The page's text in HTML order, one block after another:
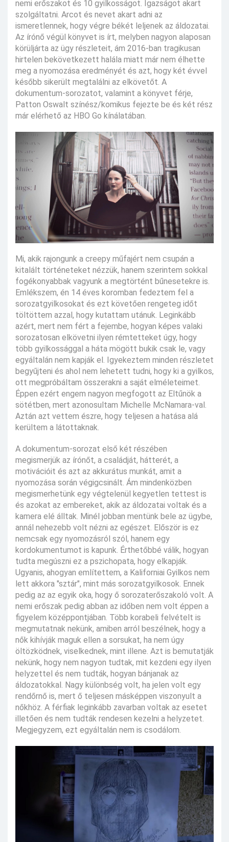
nemi erőszakot és 10 gyilkosságot. Igazságot akart
szolgáltatni. Arcot és nevet akart adni az
ismeretlennek, hogy végre békét leljenek az áldozatai.
Az írónő végül könyvet is írt, melyben nagyon alaposan
körüljárta az ügy részleteit, ám 2016-ban tragikusan
hirtelen bekövetkezett halála miatt már nem élhette
meg a nyomozása eredményét és azt, hogy két évvel
később sikerült megtalálni az elkövetőt. A
dokumentum-sorozatot, valamint a könyvet férje,
Patton Oswalt színész/komikus fejezte be és két rész
már elérhető az HBO Go kínálatában.
Mi, akik rajongunk a creepy műfajért nem csupán a
kitalált történeteket nézzük, hanem szerintem sokkal
fogékonyabbak vagyunk a megtörtént bűnesetekre is.
Emlékszem, én 14 éves koromban fedeztem fel a
sorozatgyilkosokat és ezt követően rengeteg időt
töltöttem azzal, hogy kutattam utánuk. Leginkább
azért, mert nem fért a fejembe, hogyan képes valaki
sorozatosan elkövetni ilyen rémtetteket úgy, hogy
több gyilkossággal a háta mögött bukik csak le, vagy
egyáltalán nem kapják el. Igyekeztem minden részletet
begyűjteni és ahol nem lehetett tudni, hogy ki a gyilkos,
ott megpróbáltam összerakni a saját elméleteimet.
Éppen ezért engem nagyon megfogott az Eltűnök a
sötétben, mert azonosultam Michelle McNamara-val.
Aztán azt vettem észre, hogy teljesen a hatása alá
kerültem a látottaknak.
A dokumentum-sorozat első két részében
megismerjük az írónőt, a családját, hátterét, a
motivációit és azt az akkurátus munkát, amit a
nyomozása során végigcsinált. Ám mindenközben
megismerhetünk egy végtelenül kegyetlen tettest is
és azokat az embereket, akik az áldozatai voltak és a
kamera elé álltak. Minél jobban mentünk bele az ügybe,
annál nehezebb volt nézni az egészet. Először is ez
nemcsak egy nyomozásról szól, hanem egy
kordokumentumot is kapunk. Érthetőbbé válik, hogyan
tudta megúszni ez a pszichopata, hogy elkapják.
Ugyanis, ahogyan említettem, a Kaliforniai Gyilkos nem
lett akkora "sztár", mint más sorozatgyilkosok. Ennek
pedig az az egyik oka, hogy ő sorozaterőszakoló volt. A
nemi erőszak pedig abban az időben nem volt éppen a
figyelem középpontjában. Több korabeli felvételt is
megmutatnak nekünk, amiben arról beszélnek, hogy a
nők kihívják maguk ellen a sorsukat, ha nem úgy
öltözködnek, viselkednek, mint illene. Azt is bemutatják
nekünk, hogy nem nagyon tudtak, mit kezdeni egy ilyen
helyzettel és nem tudták, hogyan bánjanak az
áldozatokkal. Nagy különbség volt, ha jelen volt egy
rendőrnő is, mert ő teljesen másképpen viszonyult a
nőkhöz. A férfiak leginkább zavarban voltak az esetet
illetően és nem tudták rendesen kezelni a helyzetet.
Megjegyzem, ezt egyáltalán nem is csodálom.